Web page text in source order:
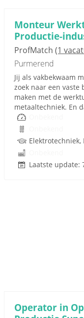
Monteur
Productie-
ProfMatch (1
Purmerend
Jij als vakbekwaam
zoek naar een vaste
maken met de
metaaltechniek. En
Laatste update:
Operator in